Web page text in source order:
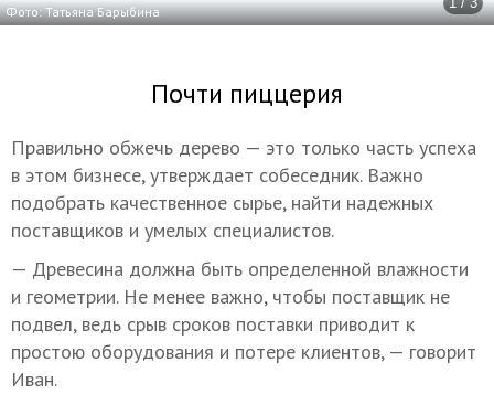
Фото: Татьяна Барыбина
Почти пиццерия
Правильно обжечь дерево — это только часть успеха
в этом бизнесе, утверждает собеседник. Важно
подобрать качественное сырье, найти надежных
поставщиков и умелых специалистов.
— Древесина должна быть определенной влажности
и геометрии. Не менее важно, чтобы поставщик не
подвел, ведь срыв сроков поставки приводит к
простою оборудования и потере клиентов, — говорит
Иван.